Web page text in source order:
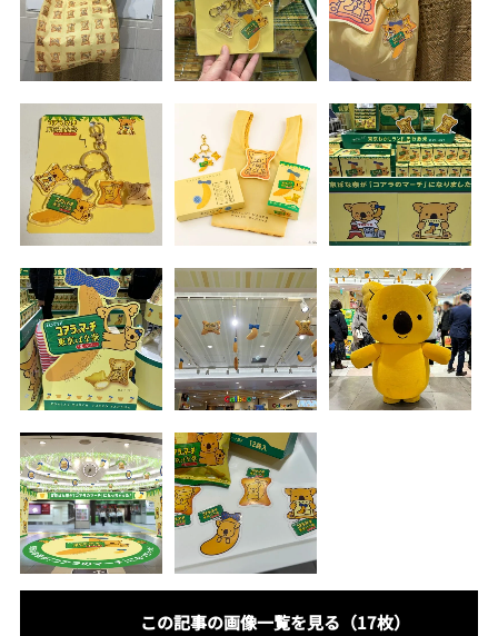
この記事の画像一覧を見る（17枚）